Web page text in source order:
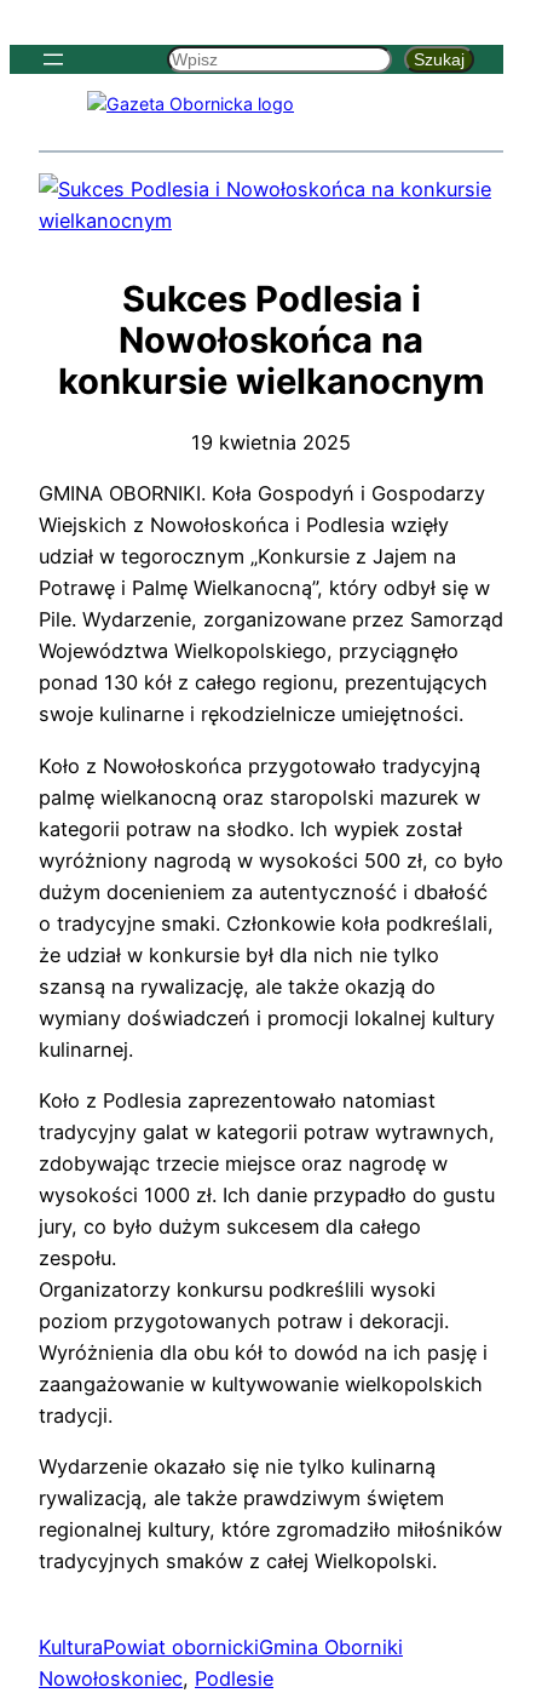
Szukaj
Szukaj
Sukces Podlesia i
Nowołoskońca na
konkursie wielkanocnym
19 kwietnia 2025
GMINA OBORNIKI. Koła Gospodyń i Gospodarzy
Wiejskich z Nowołoskońca i Podlesia wzięły
udział w tegorocznym „Konkursie z Jajem na
Potrawę i Palmę Wielkanocną”, który odbył się w
Pile. Wydarzenie, zorganizowane przez Samorząd
Województwa Wielkopolskiego, przyciągnęło
ponad 130 kół z całego regionu, prezentujących
swoje kulinarne i rękodzielnicze umiejętności.
Koło z Nowołoskońca przygotowało tradycyjną
palmę wielkanocną oraz staropolski mazurek w
kategorii potraw na słodko. Ich wypiek został
wyróżniony nagrodą w wysokości 500 zł, co było
dużym docenieniem za autentyczność i dbałość
o tradycyjne smaki. Członkowie koła podkreślali,
że udział w konkursie był dla nich nie tylko
szansą na rywalizację, ale także okazją do
wymiany doświadczeń i promocji lokalnej kultury
kulinarnej.
Koło z Podlesia zaprezentowało natomiast
tradycyjny galat w kategorii potraw wytrawnych,
zdobywając trzecie miejsce oraz nagrodę w
wysokości 1000 zł. Ich danie przypadło do gustu
jury, co było dużym sukcesem dla całego
zespołu.
Organizatorzy konkursu podkreślili wysoki
poziom przygotowanych potraw i dekoracji.
Wyróżnienia dla obu kół to dowód na ich pasję i
zaangażowanie w kultywowanie wielkopolskich
tradycji.
Wydarzenie okazało się nie tylko kulinarną
rywalizacją, ale także prawdziwym świętem
regionalnej kultury, które zgromadziło miłośników
tradycyjnych smaków z całej Wielkopolski.
KulturaPowiat obornickiGmina Oborniki
Nowołoskoniec, Podlesie